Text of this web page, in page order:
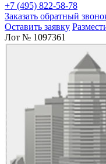
+7 (495) 822-58-78
Заказать обратный
Оставить заявку
Лот № 1097361